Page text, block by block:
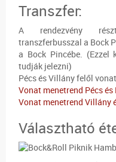
Transzfer:
A rendezvény
transzferbusszal a Bock
a Bock Pincébe. (Ezzel
tudják jelezni)
Pécs és Villány felől
Vonat menetrend Pécs
Vonat menetrend Villány
Választható